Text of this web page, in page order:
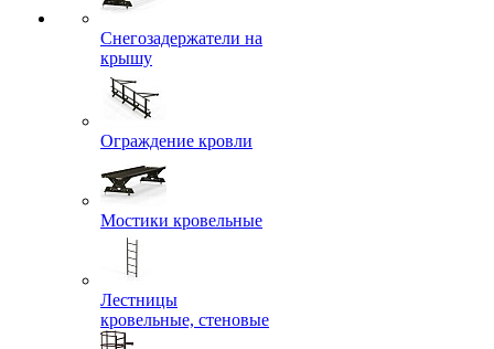
Снегозадержатели на
крышу
Ограждение кровли
Мостики кровельные
Лестницы
кровельные, стеновые